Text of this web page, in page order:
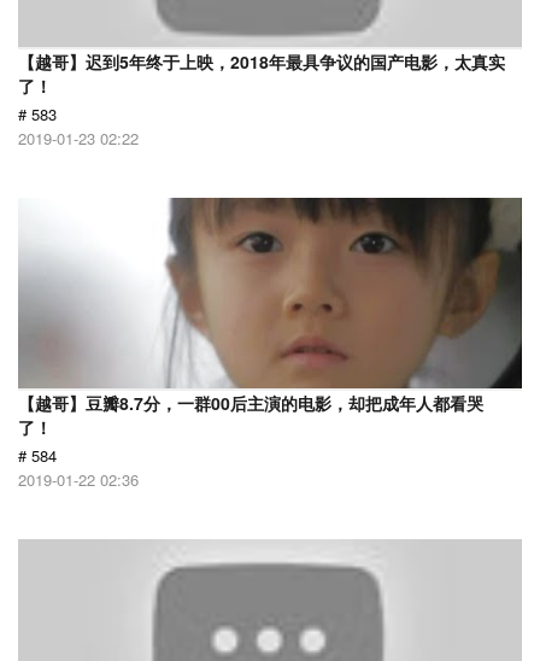
【越哥】迟到5年终于上映，2018年最具争议的国产电影，太真实
了！
# 583
2019-01-23 02:22
【越哥】豆瓣8.7分，一群00后主演的电影，却把成年人都看哭
了！
# 584
2019-01-22 02:36